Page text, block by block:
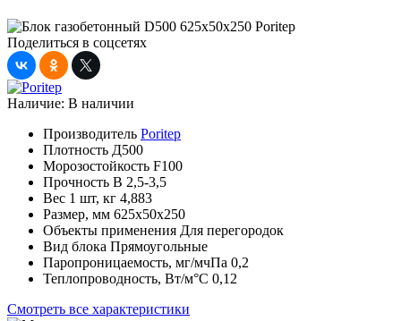
Поделиться в соцсетях
Наличие: В наличии
Производитель Poritep
Плотность Д500
Морозостойкость F100
Прочность B 2,5-3,5
Вес 1 шт, кг 4,883
Размер, мм 625х50х250
Объекты применения Для перегородок
Вид блока Прямоугольные
Паропроницаемость, мг/мчПа 0,2
Теплопроводность, Вт/м°С 0,12
Смотреть все характеристики